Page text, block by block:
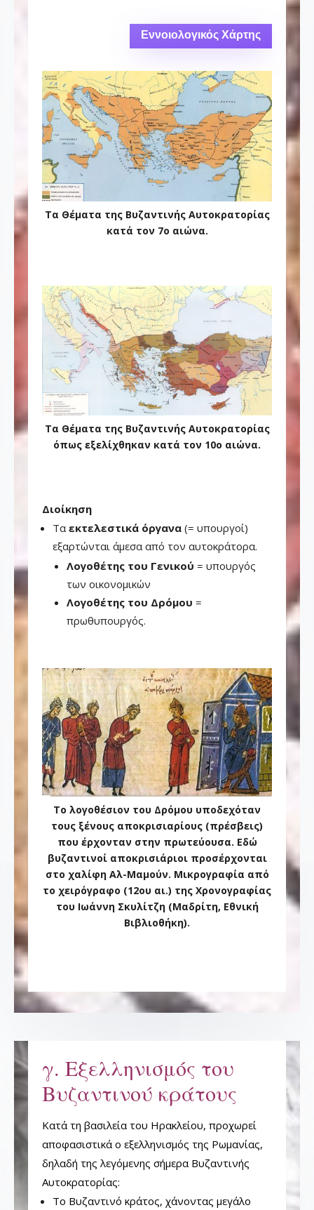
Εννοιολογικός Χάρτης
Τα Θέματα της Βυζαντινής Αυτοκρατορίας
κατά τον 7o αιώνα.
Τα Θέματα της Βυζαντινής Αυτοκρατορίας
όπως εξελίχθηκαν κατά τον 10o αιώνα.
Διοίκηση
Ταεκτελεστικά όργανα (= υπουργοί)
εξαρτώνται άμεσα από τον αυτοκράτορα.
Λογοθέτης του Γενικού = υπουργός
των οικονομικών
Λογοθέτης του Δρόμου =
πρωθυπουργός.
Το λογοθέσιον του Δρόμου υποδεχόταν
τους ξένους αποκρισιαρίους (πρέσβεις)
που έρχονταν στην πρωτεύουσα. Εδώ
βυζαντινοί αποκρισιάριοι προσέρχονται
στο χαλίφη Αλ-Μαμούν. Μικρογραφία από
το χειρόγραφο (12ου αι.) της Χρονογραφίας
του Ιωάννη Σκυλίτζη (Μαδρίτη, Εθνική
Βιβλιοθήκη).
γ. Εξελληνισμός του
Βυζαντινού κράτους
Κατά τη βασιλεία του Ηρακλείου, προχωρεί
αποφασιστικά ο εξελληνισμός της Ρωμανίας,
δηλαδή της λεγόμενης σήμερα Βυζαντινής
Αυτοκρατορίας:
Το Βυζαντινό κράτος, χάνοντας μεγάλο